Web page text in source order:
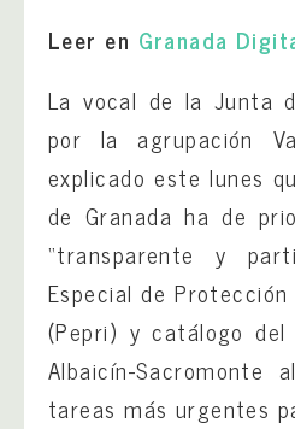
Leer en Granada
La vocal de la Junta
por la agrupación
explicado este lunes
de Granada ha de
“transparente y
Especial de
(Pepri) y catálogo
Albaicín-Sacromonte
tareas más urgentes